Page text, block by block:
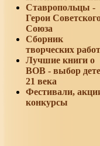
Ставропольцы -
Герои
Союза
Сборник
творческих работ
Лучшие книги о
ВОВ - выбор
21 века
Фестивали,
конкурсы